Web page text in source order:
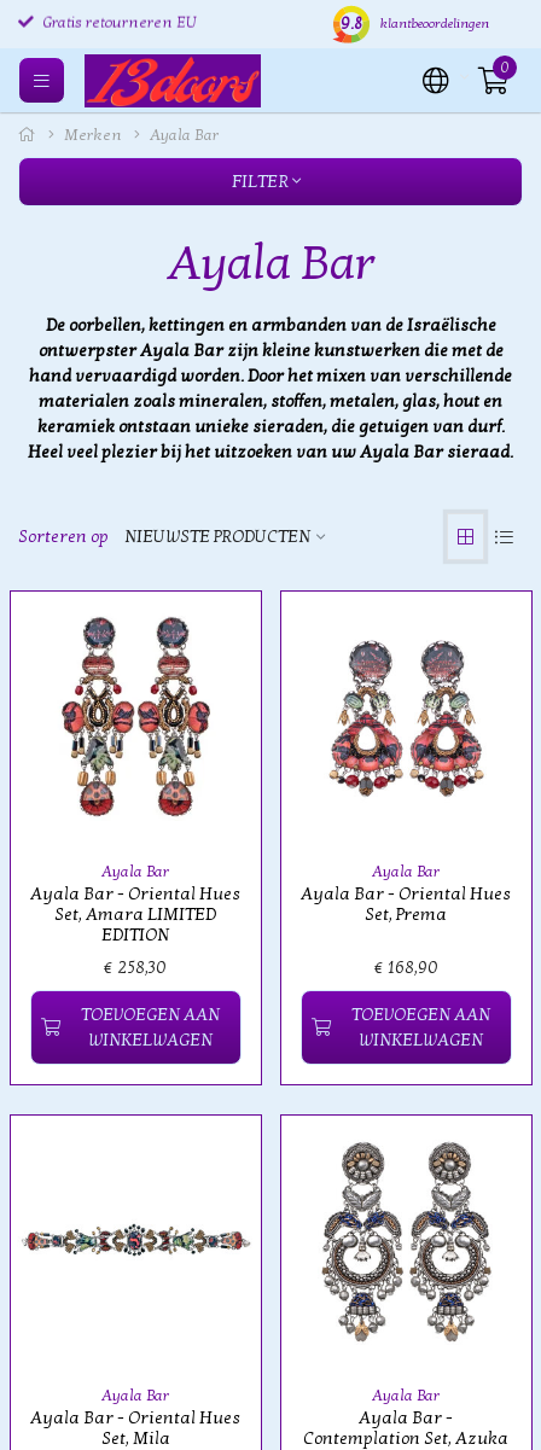
Gratis retourneren EU Verzending binnen 24 uur
9.8 klantbeoordelingen
0
Merken Ayala Bar
FILTER
Ayala Bar
De oorbellen, kettingen en armbanden van de Israëlische
ontwerpster Ayala Bar zijn kleine kunstwerken die met de
hand vervaardigd worden. Door het mixen van verschillende
materialen zoals mineralen, stoffen, metalen, glas, hout en
keramiek ontstaan unieke sieraden, die getuigen van durf.
Heel veel plezier bij het uitzoeken van uw Ayala Bar sieraad.
Sorteren op NIEUWSTE PRODUCTEN
Ayala Bar
Ayala Bar - Oriental Hues
Set, Amara LIMITED
EDITION
€ 258,30
TOEVOEGEN AAN
WINKELWAGEN
Ayala Bar
Ayala Bar - Oriental Hues
Set, Prema
€ 168,90
TOEVOEGEN AAN
WINKELWAGEN
Ayala Bar
Ayala Bar - Oriental Hues
Set, Mila
Ayala Bar
Ayala Bar -
Contemplation Set, Azuka